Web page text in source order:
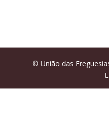
© União das